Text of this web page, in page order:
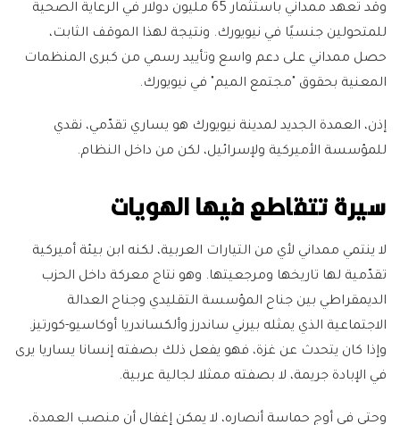
وقد تعهد ممداني باستثمار 65 مليون دولار في الرعاية الصحية
للمتحولين جنسيًا في نيويورك. ونتيجة لهذا الموقف الثابت،
حصل ممداني على دعم واسع وتأييد رسمي من كبرى المنظمات
المعنية بحقوق "مجتمع الميم" في نيويورك.
إذن، العمدة الجديد لمدينة نيويورك هو يساري تقدّمي، نقدي
للمؤسسة الأميركية ولإسرائيل، لكن من داخل النظام.
سيرة تتقاطع فيها الهويات
لا ينتمي ممداني لأي من التيارات العربية، لكنه ابن بيئة أميركية
تقدّمية لها تاريخها ومرجعيتها. وهو نتاج معركة داخل الحزب
الديمقراطي بين جناح المؤسسة التقليدي وجناح العدالة
الاجتماعية الذي يمثله بيرني ساندرز وألكساندريا أوكاسيو-كورتيز.
وإذا كان يتحدث عن غزة، فهو يفعل ذلك بصفته إنسانا يساريا يرى
في الإبادة جريمة، لا بصفته ممثلا لجالية عربية.
وحتى في أوج حماسة أنصاره، لا يمكن إغفال أن منصب العمدة،